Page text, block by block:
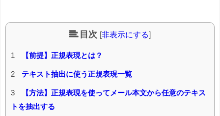
目次 [非表示にする]
1 【前提】正規表現とは？
2 テキスト抽出に使う正規表現一覧
3
【方法】正規表現を使ってメール本文から任意のテキス
トを抽出する